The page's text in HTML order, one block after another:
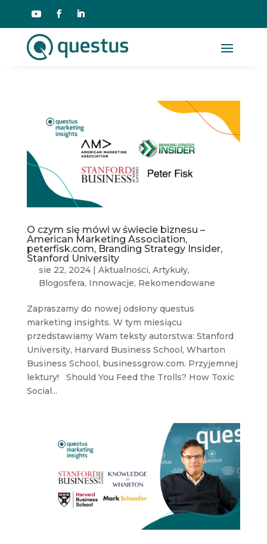
O czym się mówi w świecie biznesu –
American Marketing Association,
peterfisk.com, Branding Strategy Insider,
Stanford University
sie 22, 2024| Aktualności, Artykuły,
Blogosfera, Innowacje, Rekomendowane
Zapraszamy do nowej odsłony questus
marketing insights. W tym miesiącu
przedstawiamy Wam teksty autorstwa: Stanford
University, Harvard Business School, Wharton
Business School, businessgrow.com. Przyjemnej
lektury! Should You Feed the Trolls? How Toxic
Social...